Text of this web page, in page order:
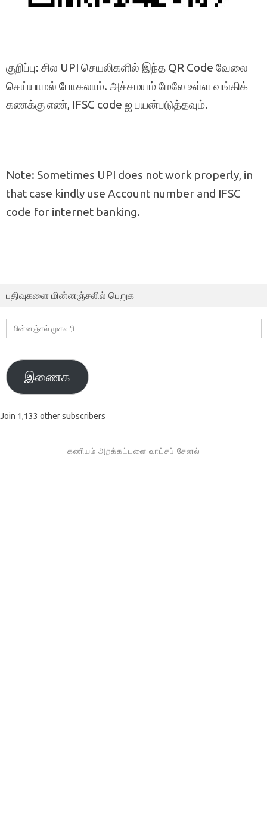
குறிப்பு: சில UPI செயலிகளில் இந்த QR Code வேலை
செய்யாமல் போகலாம். அச்சமயம் மேலே உள்ள வங்கிக்
கணக்கு எண், IFSC code ஐ பயன்படுத்தவும்.
Note: Sometimes UPI does not work properly, in
that case kindly use Account number and IFSC
code for internet banking.
பதிவுகளை மின்னஞ்சலில் பெறுக
மின்னஞ்சல்
முகவரி
இணைக
Join 1,133 other subscribers
கணியம் அறக்கட்டளை வாட்சப் சேனல்